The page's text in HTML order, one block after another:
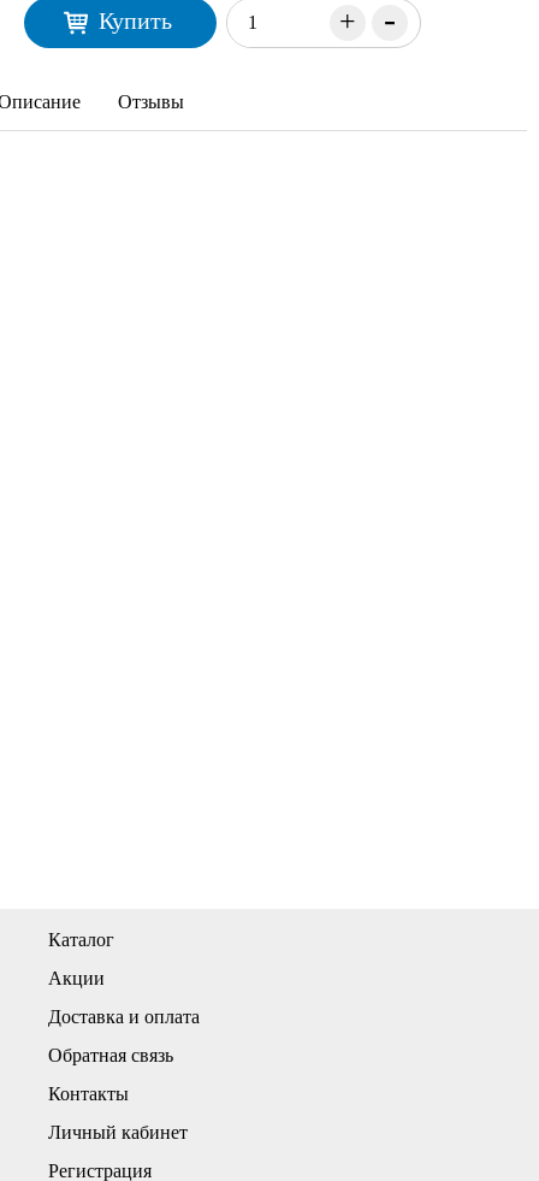
+ -
Купить
Отзывы
Каталог
Акции
Доставка и оплата
Обратная связь
Контакты
Личный кабинет
Регистрация